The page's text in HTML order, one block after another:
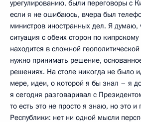
урегулированию, были переговоры с
если я не ошибаюсь, вчера был
министров иностранных дел. Я думаю,
ситуация с обеих сторон по
находится в сложной
нужно принимать решение,
решениях. На столе никогда не было
мере, идеи, о которой я бы знал – я
я сегодня разговаривал с
то есть это не просто я знаю, но это
Республики: нет ни одной мысли